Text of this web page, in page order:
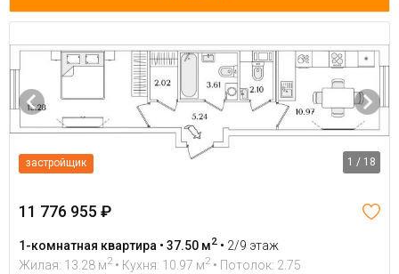
застройщик 1 / 18
11 776 955 ₽
1-комнатная квартира • 37.50 м2 • 2/9 этаж
Жилая: 13.28 м2 • Кухня: 10.97 м2 • Потолок: 2.75